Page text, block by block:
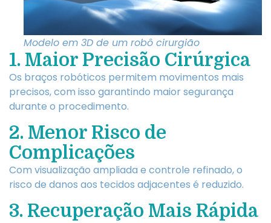
Modelo em 3D de um robô cirurgião
1. Maior Precisão Cirúrgica
Os braços robóticos permitem movimentos mais
precisos, com isso garantindo maior segurança
durante o procedimento.
2. Menor Risco de
Complicações
Com visualização ampliada e controle refinado, o
risco de danos aos tecidos adjacentes é reduzido.
3. Recuperação Mais Rápida